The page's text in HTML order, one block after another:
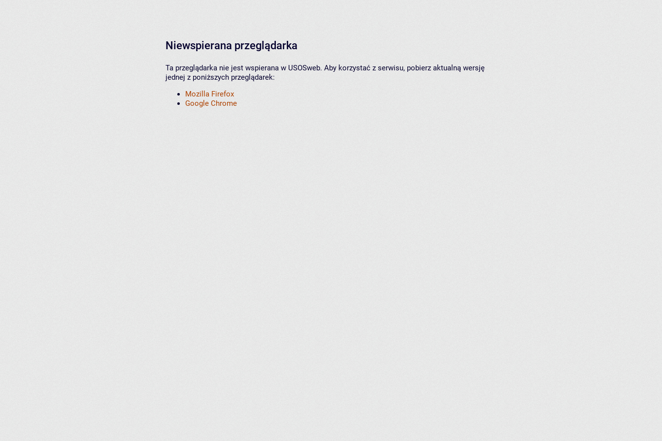
Niewspierana przeglądarka
Ta przeglądarka nie jest wspierana w USOSweb. Aby korzystać z serwisu, pobierz aktualną wersję
jednej z poniższych przeglądarek:
Mozilla Firefox
Google Chrome